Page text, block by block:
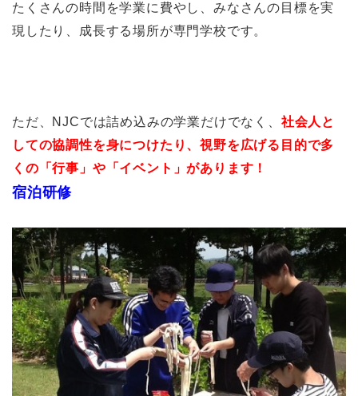
たくさんの時間を学業に費やし、みなさんの目標を実
現したり、成長する場所が専門学校です。
ただ、NJCでは詰め込みの学業だけでなく、 社会人と
しての協調性を身につけたり、視野を広げる目的で多
くの「行事」や「イベント」があります！
宿泊研修